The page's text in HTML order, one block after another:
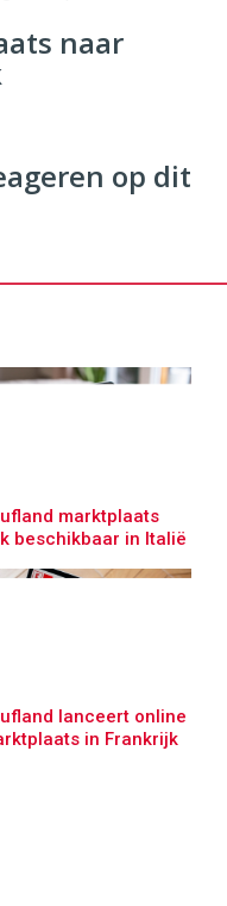
naar
op dit
marktplaats
beschikbaar in Italië
lanceert online
in Frankrijk